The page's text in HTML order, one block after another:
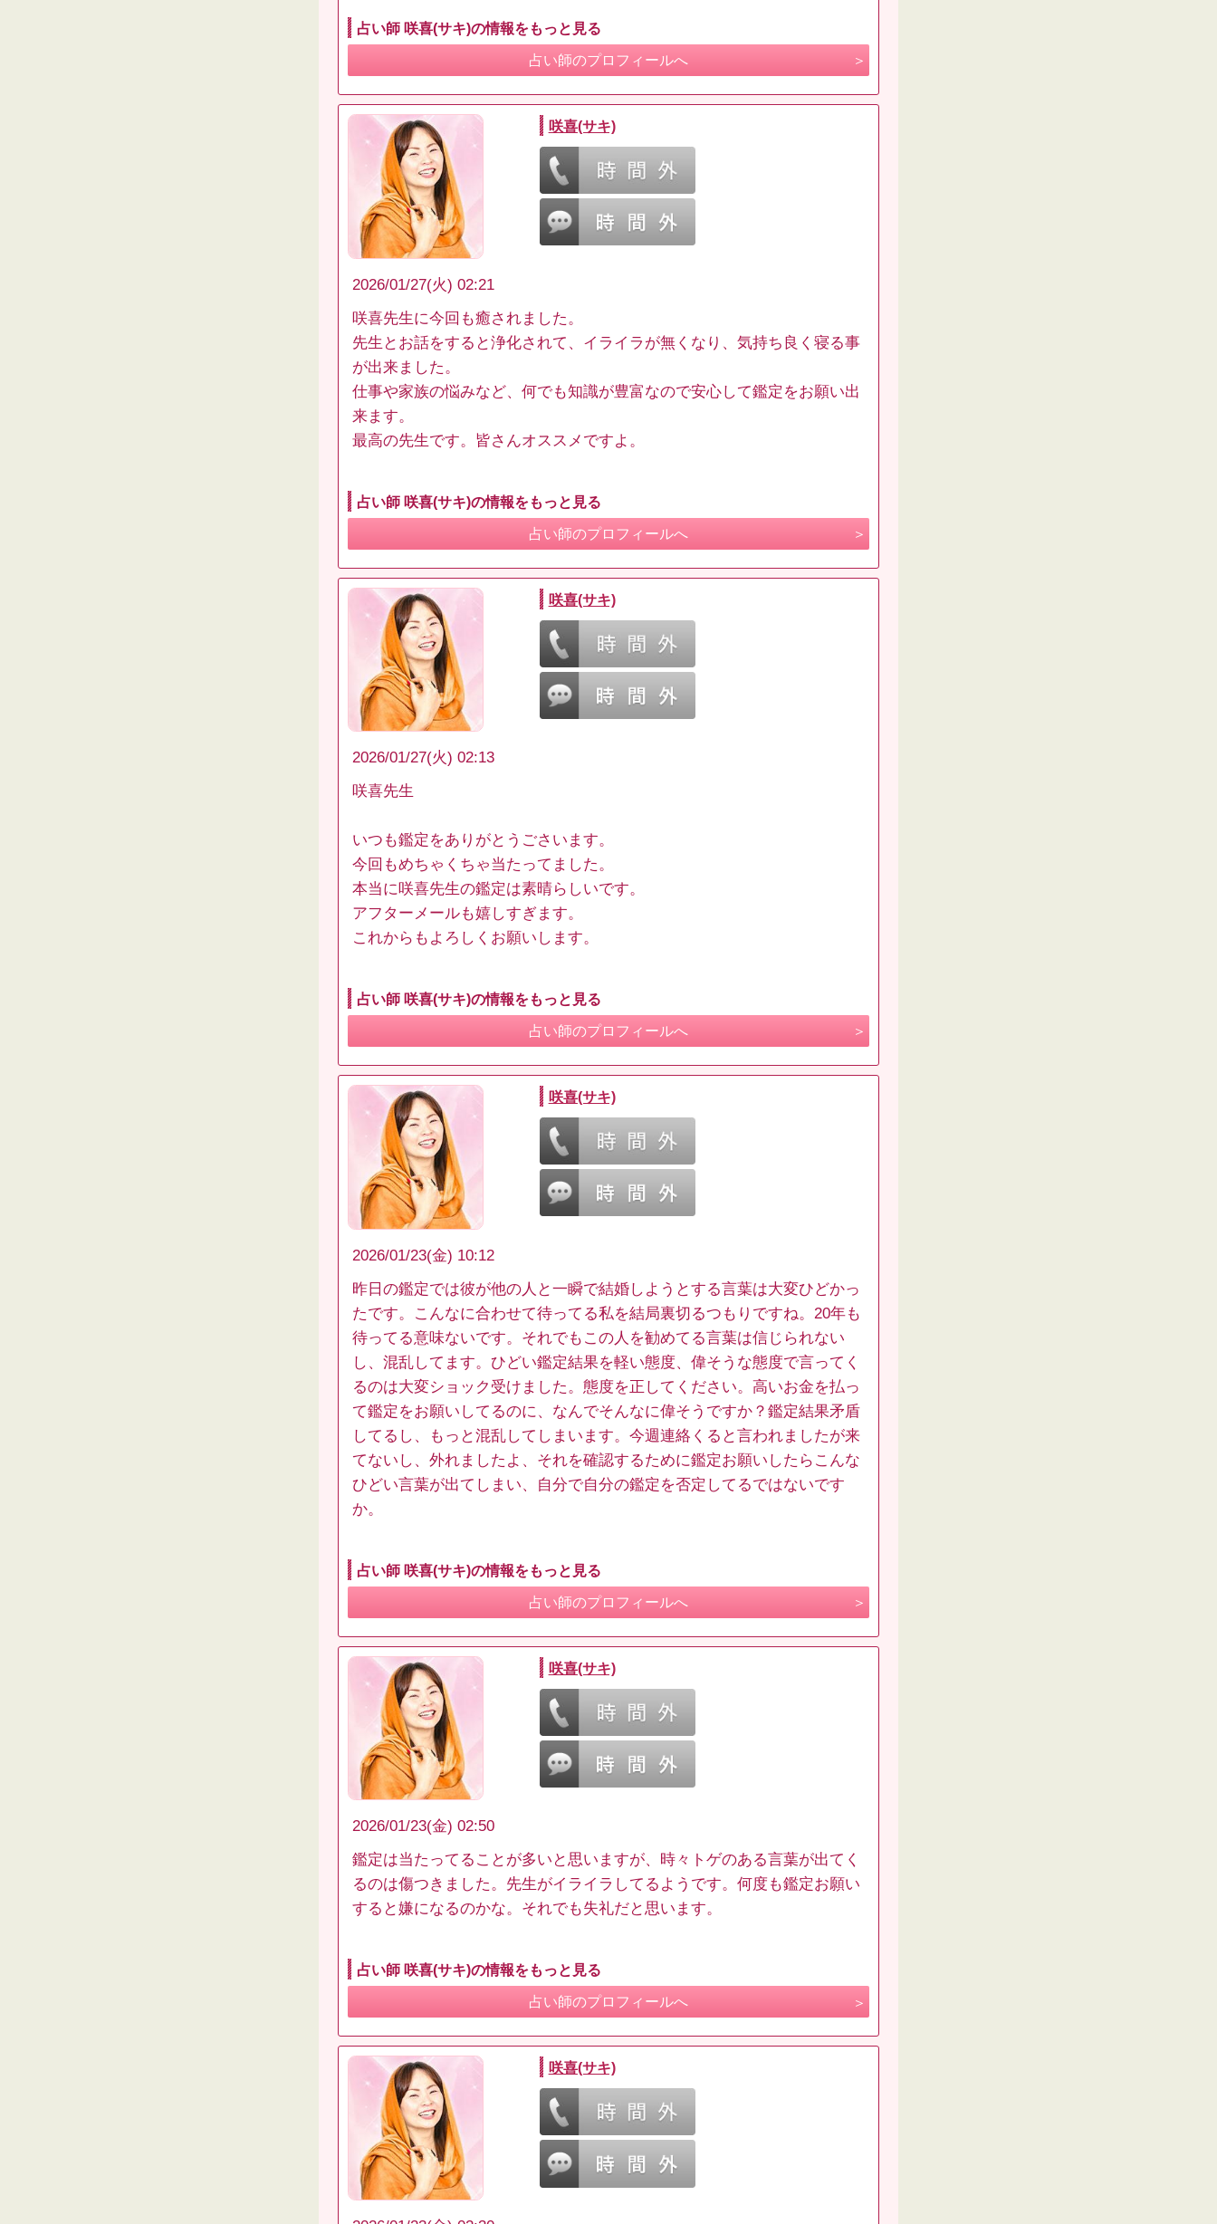
占い師 咲喜(サキ)の情報をもっと見る
占い師のプロフィールへ
咲喜(サキ)
2026/01/27(火) 02:21
咲喜先生に今回も癒されました。
先生とお話をすると浄化されて、イライラが無くなり、気持ち良く寝る事
が出来ました。
仕事や家族の悩みなど、何でも知識が豊富なので安心して鑑定をお願い出
来ます。
最高の先生です。皆さんオススメですよ。
占い師 咲喜(サキ)の情報をもっと見る
占い師のプロフィールへ
咲喜(サキ)
2026/01/27(火) 02:13
咲喜先生
いつも鑑定をありがとうごさいます。
今回もめちゃくちゃ当たってました。
本当に咲喜先生の鑑定は素晴らしいです。
アフターメールも嬉しすぎます。
これからもよろしくお願いします。
占い師 咲喜(サキ)の情報をもっと見る
占い師のプロフィールへ
咲喜(サキ)
2026/01/23(金) 10:12
昨日の鑑定では彼が他の人と一瞬で結婚しようとする言葉は大変ひどかっ
たです。こんなに合わせて待ってる私を結局裏切るつもりですね。20年も
待ってる意味ないです。それでもこの人を勧めてる言葉は信じられない
し、混乱してます。ひどい鑑定結果を軽い態度、偉そうな態度で言ってく
るのは大変ショック受けました。態度を正してください。高いお金を払っ
て鑑定をお願いしてるのに、なんでそんなに偉そうですか？鑑定結果矛盾
してるし、もっと混乱してしまいます。今週連絡くると言われましたが来
てないし、外れましたよ、それを確認するために鑑定お願いしたらこんな
ひどい言葉が出てしまい、自分で自分の鑑定を否定してるではないです
か。
占い師 咲喜(サキ)の情報をもっと見る
占い師のプロフィールへ
咲喜(サキ)
2026/01/23(金) 02:50
鑑定は当たってることが多いと思いますが、時々トゲのある言葉が出てく
るのは傷つきました。先生がイライラしてるようです。何度も鑑定お願い
すると嫌になるのかな。それでも失礼だと思います。
占い師 咲喜(サキ)の情報をもっと見る
占い師のプロフィールへ
咲喜(サキ)